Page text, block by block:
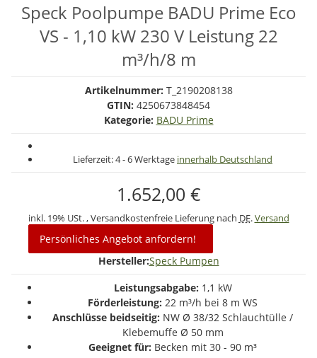
Speck Poolpumpe BADU Prime Eco
VS - 1,10 kW 230 V Leistung 22
m³/h/8 m
Artikelnummer: T_2190208138
GTIN: 4250673848454
Kategorie: BADU Prime
Lieferzeit:4 - 6 Werktage innerhalb Deutschland
1.652,00 €
inkl. 19% USt. , Versandkostenfreie Lieferung nach DE.Versand
Persönliches Angebot anfordern!
Hersteller:Speck Pumpen
Leistungsabgabe: 1,1 kW
Förderleistung: 22 m³/h bei 8 m WS
Anschlüsse beidseitig: NW Ø 38/32 Schlauchtülle /
Klebemuffe Ø 50 mm
Geeignet für: Becken mit 30 - 90 m³